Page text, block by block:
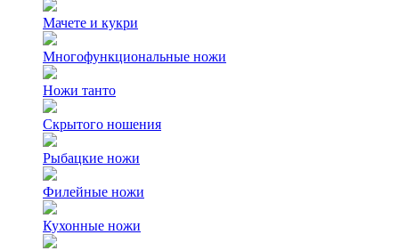
Мачете и кукри
Многофункциональные ножи
Ножи танто
Скрытого ношения
Рыбацкие ножи
Филейные ножи
Кухонные ножи